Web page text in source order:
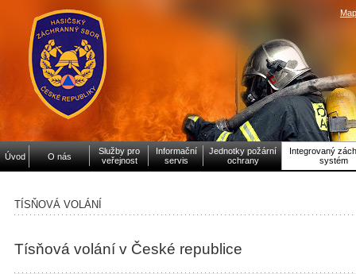
Úvod O nás
Služby pro
veřejnost
Informační
servis
Jednotky požární
ochrany
Integrovaný
systém
TÍSŇOVÁ VOLÁNÍ
Tísňová volání v České republice